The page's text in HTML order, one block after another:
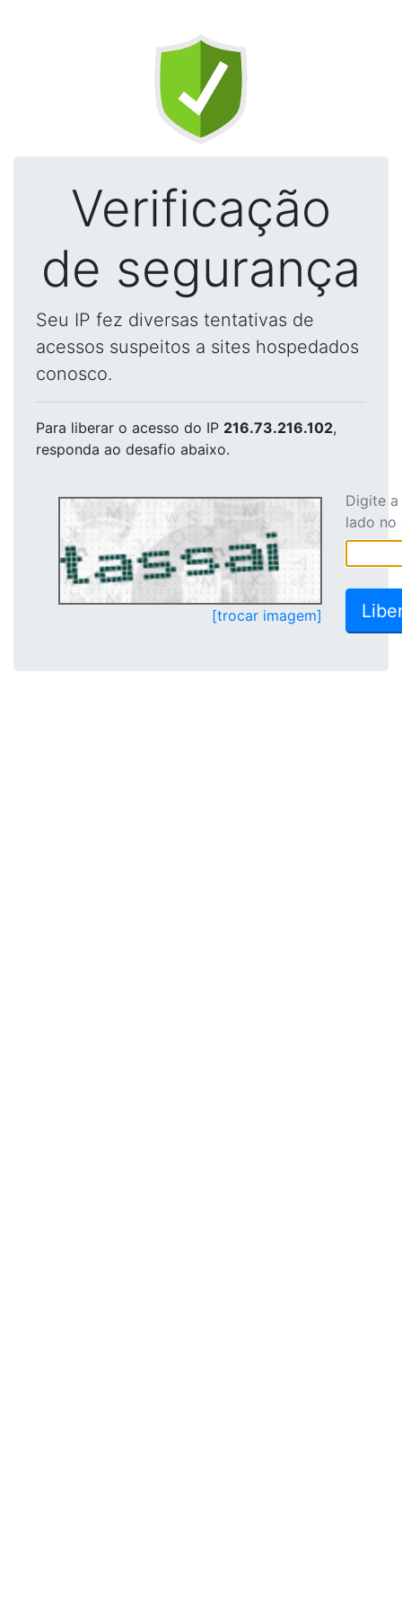
Verificação
de segurança
Seu IP fez diversas tentativas de
acessos suspeitos a sites hospedados
conosco.
Para liberar o acesso do IP 216.73.216.102,
responda ao desafio abaixo.
[trocar imagem]
Digite
lado no